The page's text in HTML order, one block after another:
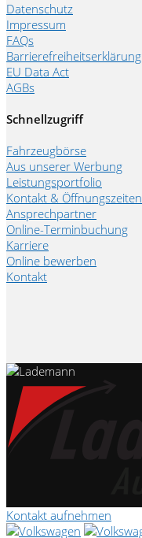
Datenschutz
Impressum
FAQs
Barrierefreiheitserklärung
EU Data Act
AGBs
Schnellzugriff
Fahrzeugbörse
Aus unserer Werbung
Leistungsportfolio
Kontakt & Öffnungszeiten
Ansprechpartner
Online-Terminbuchung
Karriere
Online bewerben
Kontakt
Kontakt aufnehmen